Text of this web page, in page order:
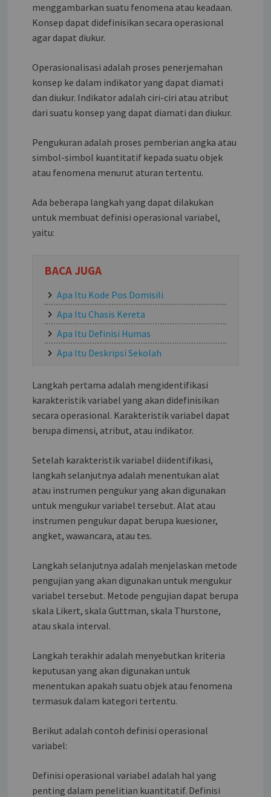
menggambarkan suatu fenomena atau keadaan.
Konsep dapat didefinisikan secara operasional
agar dapat diukur.
Operasionalisasi adalah proses penerjemahan
konsep ke dalam indikator yang dapat diamati
dan diukur. Indikator adalah ciri-ciri atau atribut
dari suatu konsep yang dapat diamati dan diukur.
Pengukuran adalah proses pemberian angka atau
simbol-simbol kuantitatif kepada suatu objek
atau fenomena menurut aturan tertentu.
Ada beberapa langkah yang dapat dilakukan
untuk membuat definisi operasional variabel,
yaitu:
BACA JUGA
Apa Itu Kode Pos Domisili
Apa Itu Chasis Kereta
Apa Itu Definisi Humas
Apa Itu Deskripsi Sekolah
Langkah pertama adalah mengidentifikasi
karakteristik variabel yang akan didefinisikan
secara operasional. Karakteristik variabel dapat
berupa dimensi, atribut, atau indikator.
Setelah karakteristik variabel diidentifikasi,
langkah selanjutnya adalah menentukan alat
atau instrumen pengukur yang akan digunakan
untuk mengukur variabel tersebut. Alat atau
instrumen pengukur dapat berupa kuesioner,
angket, wawancara, atau tes.
Langkah selanjutnya adalah menjelaskan metode
pengujian yang akan digunakan untuk mengukur
variabel tersebut. Metode pengujian dapat berupa
skala Likert, skala Guttman, skala Thurstone,
atau skala interval.
Langkah terakhir adalah menyebutkan kriteria
keputusan yang akan digunakan untuk
menentukan apakah suatu objek atau fenomena
termasuk dalam kategori tertentu.
Berikut adalah contoh definisi operasional
variabel:
Definisi operasional variabel adalah hal yang
penting dalam penelitian kuantitatif. Definisi